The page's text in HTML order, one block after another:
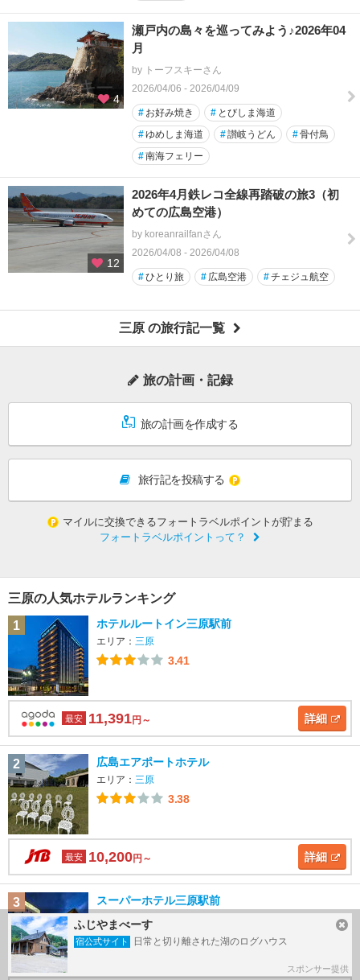
4
瀬戸内の島々を巡ってみよう♪2026年04
月
by トーフスキーさん
2026/04/06 - 2026/04/09
# お好み焼き # とびしま海道
#ゆめしま海道 #讃岐うどん #骨付鳥
#南海フェリー
12
2026年4月鉄レコ全線再踏破の旅3（初
めての広島空港）
by koreanrailfanさん
2026/04/08 - 2026/04/08
#ひとり旅 # 広島空港 #チェジュ航空
三原 の旅行記一覧
旅の計画・記録
旅の計画を作成する
旅行記を投稿する
マイルに交換できるフォートラベルポイントが貯まる
フォートラベルポイントって？
三原の人気ホテルランキング
1
ホテルルートイン三原駅前
エリア： 三原
3.41
最安 11,391円～ 詳細
2 広島エアポートホテル
エリア： 三原
3.38
最安 10,200円～ 詳細
3 スーパーホテル三原駅前
エリア： 三原
3.30
ふじやまべーす
宿公式サイト 日常と切り離された湖のログハウス
スポンサー提供